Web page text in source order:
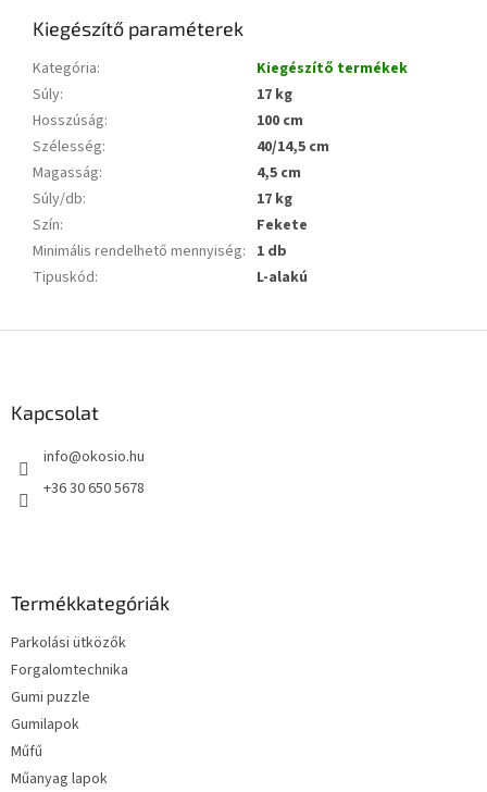
Kiegészítő paraméterek
Kategória:
Kiegészítő termékek
Súly:
17 kg
Hosszúság:
100 cm
Szélesség:
40/14,5 cm
Magasság:
4,5 cm
Súly/db:
17 kg
Szín:
Fekete
Minimális rendelhető mennyiség: 1 db
Tipuskód: L-alakú
Kapcsolat
info@okosio.hu
+36 30 650 5678
Termékkategóriák
Parkolási ütközők
Forgalomtechnika
Gumi puzzle
Gumilapok
Műfű
Műanyag lapok